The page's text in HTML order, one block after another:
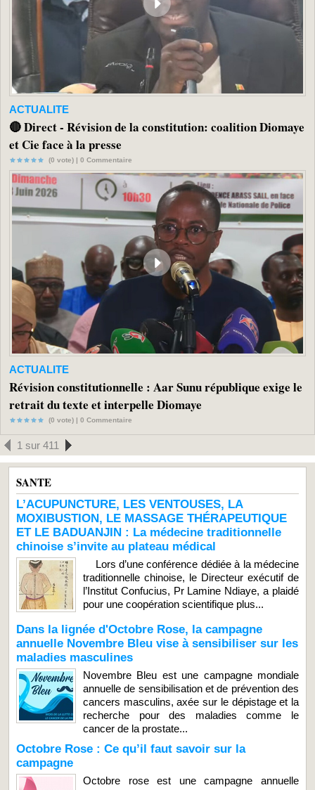
ACTUALITE
🔴 Direct - Révision de la constitution: coalition Diomaye
et Cie face à la presse
(0 vote) | 0 Commentaire
ACTUALITE
Révision constitutionnelle : Aar Sunu république exige le
retrait du texte et interpelle Diomaye
(0 vote) | 0 Commentaire
1 sur 411
SANTE
L’ACUPUNCTURE, LES VENTOUSES, LA
MOXIBUSTION, LE MASSAGE THÉRAPEUTIQUE
ET LE BADUANJIN : La médecine traditionnelle
chinoise s’invite au plateau médical
Lors d’une conférence dédiée à la médecine
traditionnelle chinoise, le Directeur exécutif de
l’Institut Confucius, Pr Lamine Ndiaye, a plaidé
pour une coopération scientifique plus...
Dans la lignée d'Octobre Rose, la campagne
annuelle Novembre Bleu vise à sensibiliser sur les
maladies masculines
Novembre Bleu est une campagne mondiale
annuelle de sensibilisation et de prévention des
cancers masculins, axée sur le dépistage et la
recherche pour des maladies comme le
cancer de la prostate...
Octobre Rose : Ce qu’il faut savoir sur la
campagne
Octobre rose est une campagne annuelle